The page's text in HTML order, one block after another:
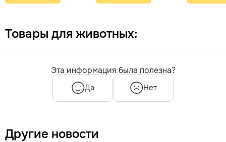
Товары для животных:
Эта информация была полезна?
Да Нет
Другие новости